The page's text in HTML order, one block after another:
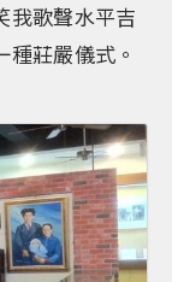
我歌聲水平吉
莊嚴儀式。